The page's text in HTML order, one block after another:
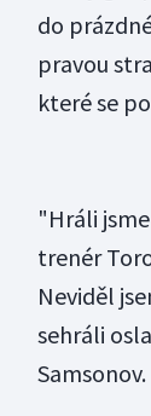
do
pravou
které se
"Hráli
trenér
Neviděl
sehráli
Samsonov.